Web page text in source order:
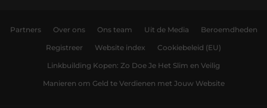
Partners Over ons Ons team Uit de Media Beroemdheden
Registreer Website index Cookiebeleid (EU)
Linkbuilding Kopen: Zo Doe Je Het Slim en Veilig
Manieren om Geld te Verdienen met Jouw Website